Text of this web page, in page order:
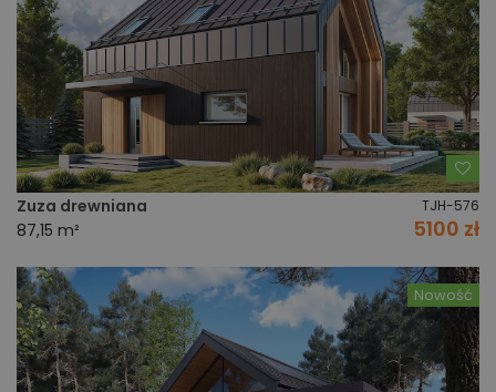
Zuza drewniana TJH-576
87,15 m² 5100 zł
Nowość